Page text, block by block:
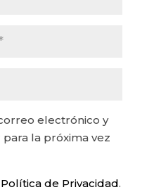
electrónico y
la próxima vez
Política de Privacidad.